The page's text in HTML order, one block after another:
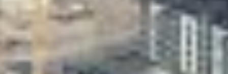
Valon Kaupunki
Lasten Lysti & LystiKylä-festivaali